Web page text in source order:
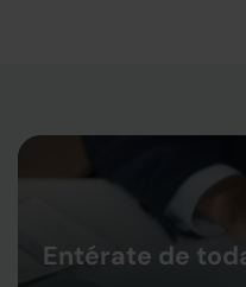
Entérate de